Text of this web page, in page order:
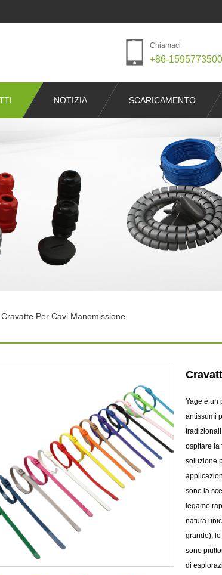
Chiamaci
+86-
NOTIZIA SCARICAMENTO
Cravatte Per Cavi Manomissione
Yage è un
antissumi
ospitare la
soluzione
sono la
legame
natura
grande),
sono
di